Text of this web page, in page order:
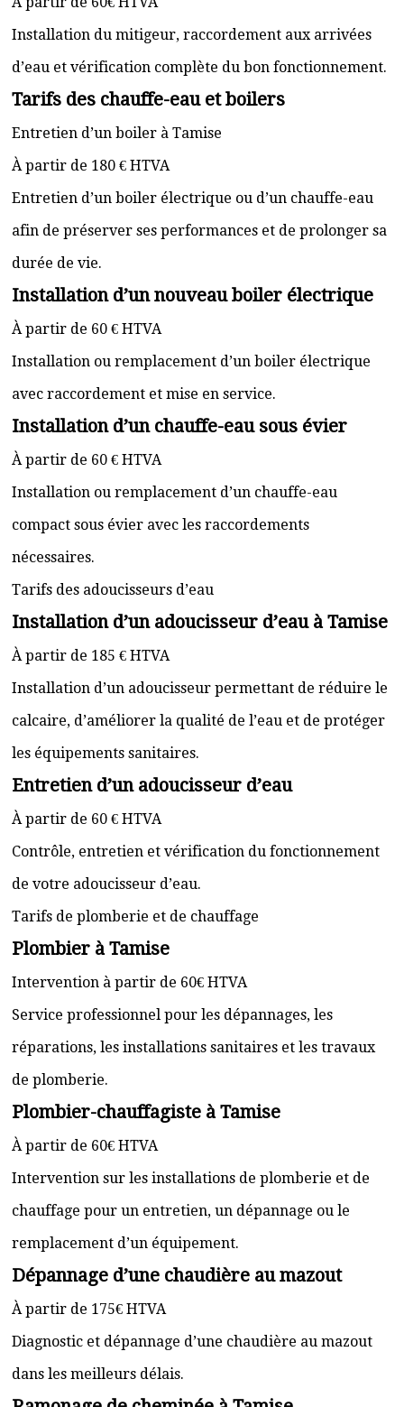
Installation du mitigeur, raccordement aux arrivées
d’eau et vérification complète du bon fonctionnement.
Tarifs des chauffe-eau et boilers
Entretien d’un boiler à Tamise
À partir de 180 € HTVA
Entretien d’un boiler électrique ou d’un chauffe-eau
afin de préserver ses performances et de prolonger sa
durée de vie.
Installation d’un nouveau boiler électrique
À partir de 60 € HTVA
Installation ou remplacement d’un boiler électrique
avec raccordement et mise en service.
Installation d’un chauffe-eau sous évier
À partir de 60 € HTVA
Installation ou remplacement d’un chauffe-eau
compact sous évier avec les raccordements
nécessaires.
Tarifs des adoucisseurs d’eau
Installation d’un adoucisseur d’eau à Tamise
À partir de 185 € HTVA
Installation d’un adoucisseur permettant de réduire le
calcaire, d’améliorer la qualité de l’eau et de protéger
les équipements sanitaires.
Entretien d’un adoucisseur d’eau
À partir de 60 € HTVA
Contrôle, entretien et vérification du fonctionnement
de votre adoucisseur d’eau.
Tarifs de plomberie et de chauffage
Plombier à Tamise
Intervention à partir de 60€ HTVA
Service professionnel pour les dépannages, les
réparations, les installations sanitaires et les travaux
de plomberie.
Plombier-chauffagiste à Tamise
À partir de 60€ HTVA
Intervention sur les installations de plomberie et de
chauffage pour un entretien, un dépannage ou le
remplacement d’un équipement.
Dépannage d’une chaudière au mazout
À partir de 175€ HTVA
Diagnostic et dépannage d’une chaudière au mazout
dans les meilleurs délais.